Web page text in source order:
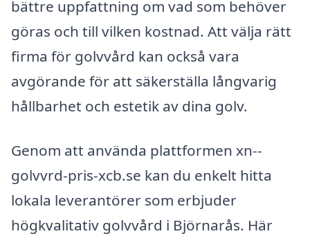
bättre uppfattning om vad som behöver
göras och till vilken kostnad. Att välja rätt
firma för golvvård kan också vara
avgörande för att säkerställa långvarig
hållbarhet och estetik av dina golv.
Genom att använda plattformen xn--
golvvrd-pris-xcb.se kan du enkelt hitta
lokala leverantörer som erbjuder
högkvalitativ golvvård i Björnarås. Här